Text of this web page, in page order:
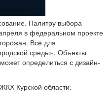
Палитру выбора
в федеральном проекте
Всё для
среды». Объекты
определиться с дизайн-
Курской области: